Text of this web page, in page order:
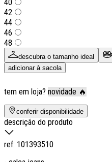
40
42
44
46
48
descubra o tamanho ideal
adicionar à sacola
tem em loja? novidade 🔥
conferir disponibilidade
descrição do produto
ref: 101393510